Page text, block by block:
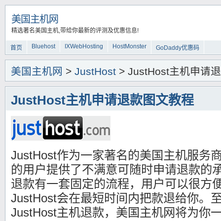
美国主机网
精选著名美国主机,带给你最新的评测及优惠信息!
首页 Bluehost IXWebHosting HostMonster GoDaddy优惠码
美国主机网 > JustHost > JustHost主机申请
JustHost主机申请退款图文教程
JustHost作为一家著名的美国主机服务
的用户提供了不满意可随时申请退款的
退款有一套固定的流程，用户可以很方
JustHost会在最短时间内把款退给你。
JustHost主机退款，美国主机网将为你